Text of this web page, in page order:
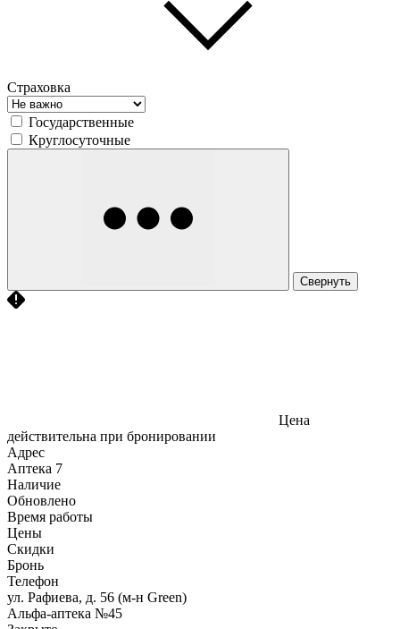
Страховка
Государственные
Круглосуточные
Свернуть
Цена
действительна при бронировании
Адрес
Аптека 7
Наличие
Обновлено
Время работы
Цены
Скидки
Бронь
Телефон
ул. Рафиева, д. 56 (м-н Green)
Альфа-аптека №45